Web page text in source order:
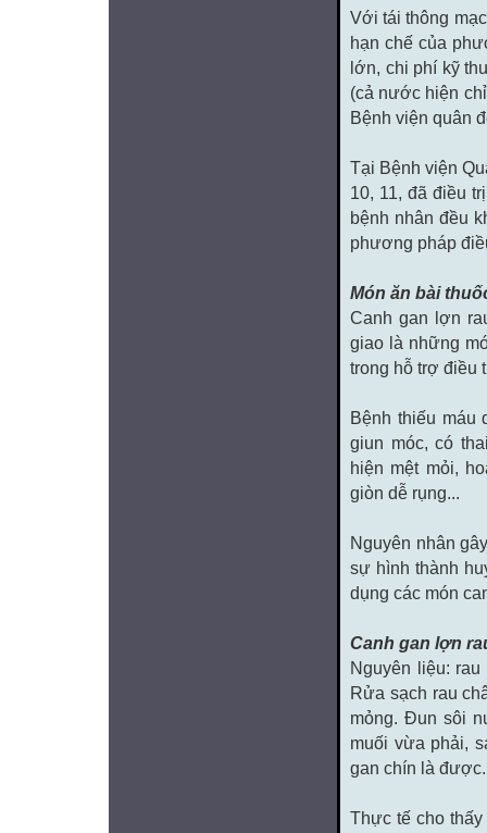
Với tái thông
hạn chế của
lớn, chi phí kỹ
(cả nước hiện
Bệnh viện quân
Tại Bệnh viện
10, 11, đã điều
bệnh nhân đều
phương pháp
Món ăn bài
Canh gan lợn
giao là những
trong hỗ trợ điều
Bệnh thiếu máu
giun móc, có
hiện mệt mỏi,
giòn dễ rụng...
Nguyên nhân
sự hình thành
dụng các món
Canh gan lợn
Nguyên liệu:
Rửa sạch rau
mỏng. Đun sôi
muối vừa phải,
gan chín là
Thực tế cho